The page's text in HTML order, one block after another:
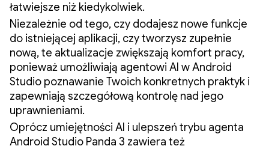
łatwiejsze niż kiedykolwiek.
Niezależnie od tego, czy dodajesz nowe funkcje
do istniejącej aplikacji, czy tworzysz zupełnie
nową, te aktualizacje zwiększają komfort pracy,
ponieważ umożliwiają agentowi AI w Android
Studio poznawanie Twoich konkretnych praktyk i
zapewniają szczegółową kontrolę nad jego
uprawnieniami.
Oprócz umiejętności AI i ulepszeń trybu agenta
Android Studio Panda 3 zawiera też